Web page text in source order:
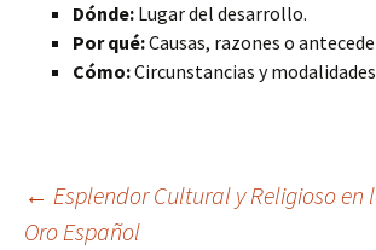
Dónde: Lugar del desarrollo.
Por qué:Causas, razones o
Cómo:Circunstancias y
Navegación
← Esplendor Cultural y Religioso en
Oro Español